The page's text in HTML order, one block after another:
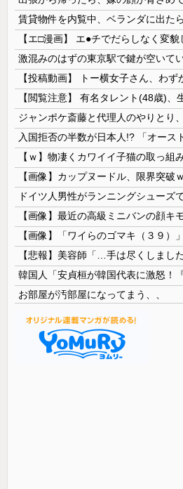
【ｗ】物凄くカワイイ子猫の取っ組
【画像】カップヌードル、限界突破
【画像】最近の高級ミニバンの顔キ
【画像】「ワイらのゴマキ（３９）」
【悲報】美容師「…手は尽くしま
お部屋が汚部屋になってまう、、